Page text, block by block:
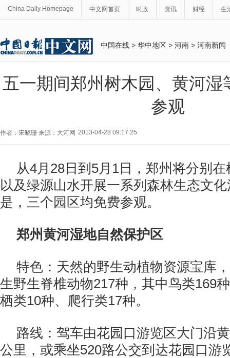
China Daily Homepage 中文网首页 时政 资讯 财经 生
中国在线 > 华中地区 > 河南 > 河南新闻
五一期间郑州树木园、黄河湿
参观
作者：宋晓珊 来源：大河网 2013-04-28 09:17:25
从4月28日到5月1日，郑州将分别
以及绿源山水开展一系列森林生态文
是，三个园区均免费参观。
郑州黄河湿地自然保护区
特色：天然的野生动植物资源宝库
生野生脊椎动物217种，其中鸟类169
栖类10种、爬行类17种。
路线：驾车由花园口游览区大门沿
公里，或乘坐520路公交到达花园口游